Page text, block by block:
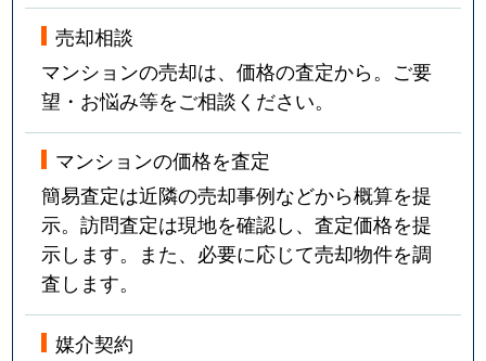
東菅野
日之出
1,700万円 行徳
徒歩15分
平田
850万円 市川
徒歩14分
平田
3,600万円 本八幡
徒歩11分
平田
5,200万円 本八幡
徒歩9分
平田
広尾
売却相談
マンションの売却は、価格の査定から。ご要
望・お悩み等をご相談ください。
マンションの価格を査定
簡易査定は近隣の売却事例などから概算を提
示。訪問査定は現地を確認し、査定価格を提
示します。また、必要に応じて売却物件を調
査します。
媒介契約